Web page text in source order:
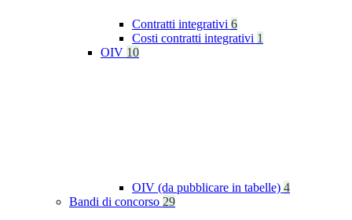
Contratti integrativi 6
Costi contratti integrativi 1
OIV 10
OIV (da pubblicare in tabelle) 4
Bandi di concorso 29